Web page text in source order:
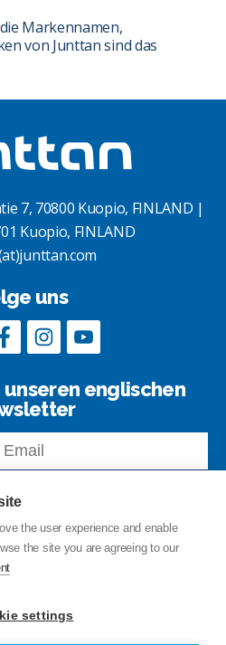
Markennamen,
von Junttan sind das
7, 70800 Kuopio, FINLAND |
Kuopio, FINLAND
uns
unseren englischen
Policy
Hinweise
the user experience and enable
the site you are agreeing to our
settings